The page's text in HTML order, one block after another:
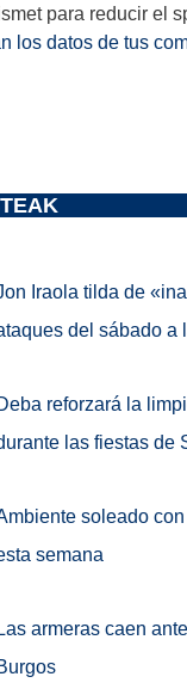
para reducir el
los datos de tus
Iraola tilda de
del sábado a
reforzará la
las fiestas de
soleado
semana
armeras caen